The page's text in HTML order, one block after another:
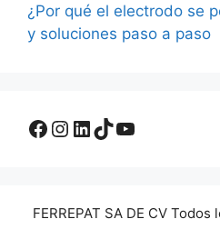
¿Por qué el electrodo se
y soluciones paso a paso
Facebook
Instagram
LinkedIn
TikTok
YouTube
FERREPAT SA DE CV